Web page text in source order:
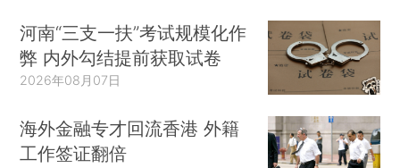
河南“三支一扶”考试规模化作
弊 内外勾结提前获取试卷
2026年08月07日
海外金融专才回流香港 外籍
工作签证翻倍